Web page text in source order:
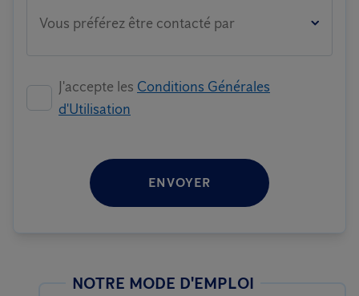
Vous préférez être contacté par
J'accepte les Conditions Générales
d'Utilisation
ENVOYER
NOTRE MODE D'EMPLOI